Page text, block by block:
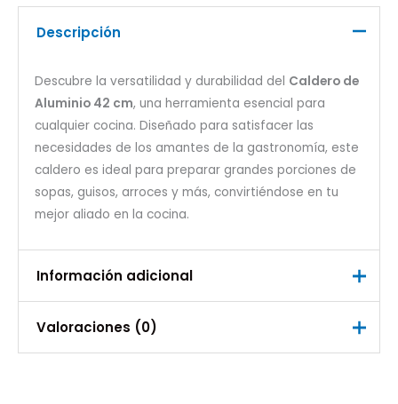
Descripción
Descubre la versatilidad y durabilidad del Caldero de
Aluminio 42 cm, una herramienta esencial para
cualquier cocina. Diseñado para satisfacer las
necesidades de los amantes de la gastronomía, este
caldero es ideal para preparar grandes porciones de
sopas, guisos, arroces y más, convirtiéndose en tu
mejor aliado en la cocina.
Información adicional
Peso
Valoraciones (0)